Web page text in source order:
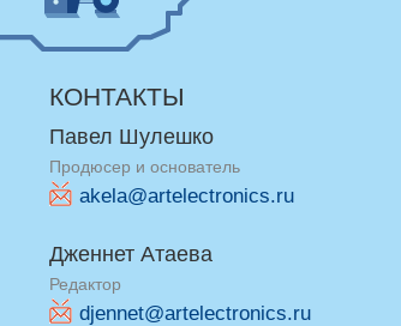
КОНТАКТЫ
Павел Шулешко
Продюсер и основатель
akela@artelectronics.ru
Дженнет Атаева
Редактор
djennet@artelectronics.ru